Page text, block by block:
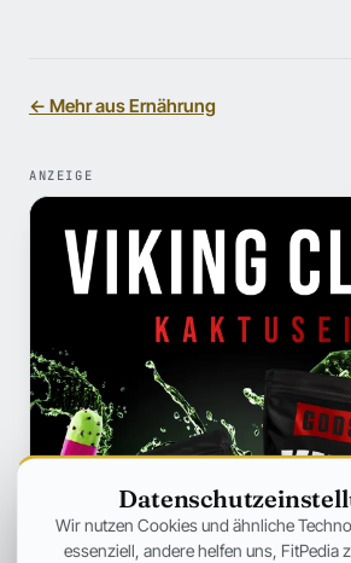
← Mehr aus Ernährung
ANZEIGE
Wir nutzen Cookies und ähnliche
essenziell, andere helfen uns, FitPedia